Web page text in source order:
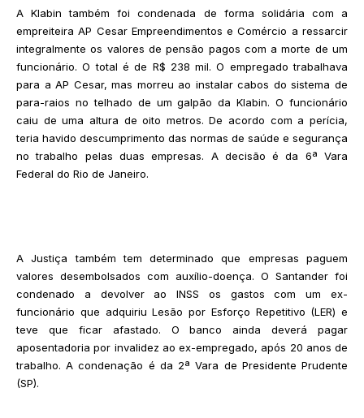
A Klabin também foi condenada de forma solidária com a
empreiteira AP Cesar Empreendimentos e Comércio a ressarcir
integralmente os valores de pensão pagos com a morte de um
funcionário. O total é de R$ 238 mil. O empregado trabalhava
para a AP Cesar, mas morreu ao instalar cabos do sistema de
para-raios no telhado de um galpão da Klabin. O funcionário
caiu de uma altura de oito metros. De acordo com a perícia,
teria havido descumprimento das normas de saúde e segurança
no trabalho pelas duas empresas. A decisão é da 6ª Vara
Federal do Rio de Janeiro.
A Justiça também tem determinado que empresas paguem
valores desembolsados com auxílio-doença. O Santander foi
condenado a devolver ao INSS os gastos com um ex-
funcionário que adquiriu Lesão por Esforço Repetitivo (LER) e
teve que ficar afastado. O banco ainda deverá pagar
aposentadoria por invalidez ao ex-empregado, após 20 anos de
trabalho. A condenação é da 2ª Vara de Presidente Prudente
(SP).